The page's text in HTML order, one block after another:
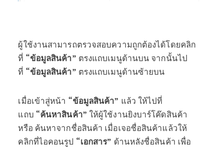
ผู้ใช้งานสามารถตรวจสอบความถูกต้องได้โดยคลิก
ที่ “ข้อมูลสินค้า” ตรงแถบเมนูด้านบน จากนั้นไป
ที่ “ข้อมูลสินค้า” ตรงแถบเมนูด้านซ้ายบน
เมื่อเข้าสู่หน้า “ข้อมูลสินค้า” แล้ว ให้ไปที่
แถบ “ค้นหาสินค้า” ให้ผู้ใช้งานยิงบาร์โค๊ดสินค้า
หรือ ค้นหาจากชื่อสินค้า เมื่อเจอชื่อสินค้าแล้วให้
คลิกที่ไอคอนรูป “เอกสาร” ด้านหลังชื่อสินค้า เพื่อ